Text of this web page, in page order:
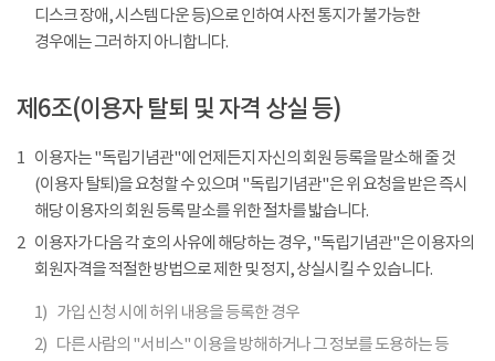
디스크 장애, 시스템 다운 등)으로 인하여 사전 통지가 불가능한
경우에는 그러하지 아니합니다.
제6조(이용자 탈퇴 및 자격 상실 등)
1 이용자는 "독립기념관"에 언제든지 자신의 회원 등록을 말소해 줄 것
(이용자 탈퇴)을 요청할 수 있으며 "독립기념관"은 위 요청을 받은 즉시
해당 이용자의 회원 등록 말소를 위한 절차를 밟습니다.
2 이용자가 다음 각 호의 사유에 해당하는 경우, "독립기념관"은 이용자의
회원자격을 적절한 방법으로 제한 및 정지, 상실시킬 수 있습니다.
1) 가입 신청 시에 허위 내용을 등록한 경우
2) 다른 사람의 "서비스" 이용을 방해하거나 그 정보를 도용하는 등